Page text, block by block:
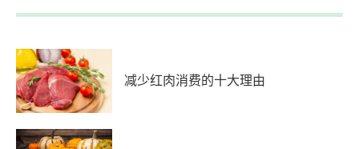
减少红肉消费的十大理由